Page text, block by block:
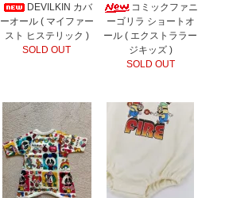
DEVILKIN カバ
ーオール ( マイファー
スト ヒステリック )
SOLD OUT
コミックファニ
ーゴリラ ショートオ
ール ( エクストララー
ジキッズ )
SOLD OUT